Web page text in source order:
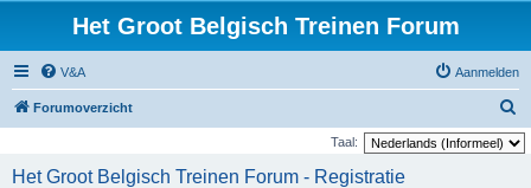
Het Groot Belgisch Treinen Forum
V&A Aanmelden
Forumoverzicht
o
Taal:
Het Groot Belgisch Treinen Forum - Registratie